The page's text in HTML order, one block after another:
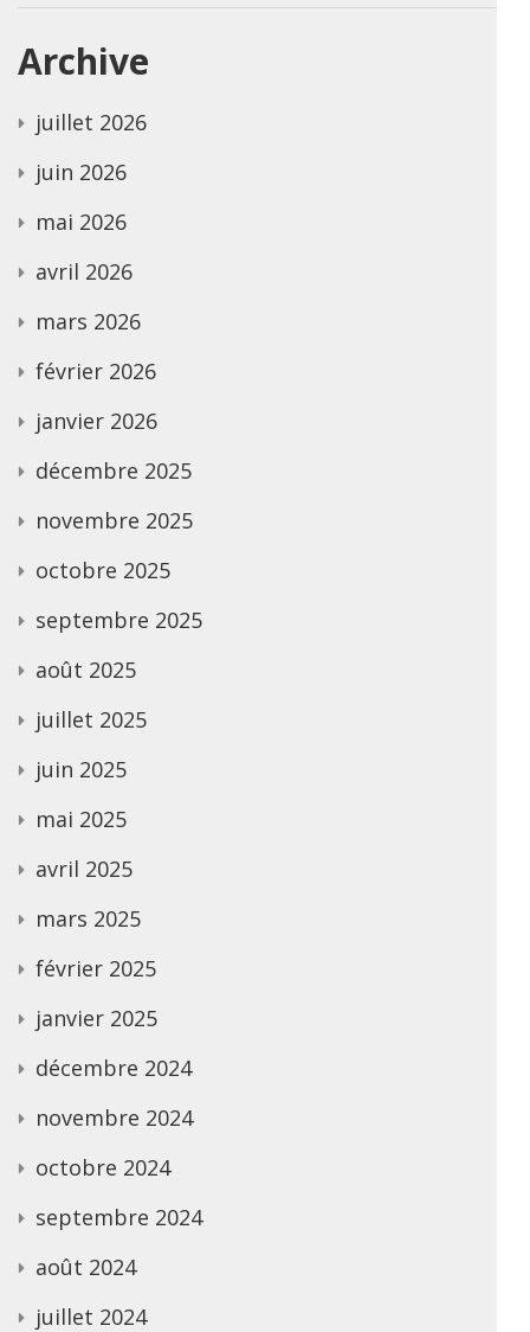
Archive
juillet 2026
juin 2026
mai 2026
avril 2026
mars 2026
février 2026
janvier 2026
décembre 2025
novembre 2025
octobre 2025
septembre 2025
août 2025
juillet 2025
juin 2025
mai 2025
avril 2025
mars 2025
février 2025
janvier 2025
décembre 2024
novembre 2024
octobre 2024
septembre 2024
août 2024
juillet 2024